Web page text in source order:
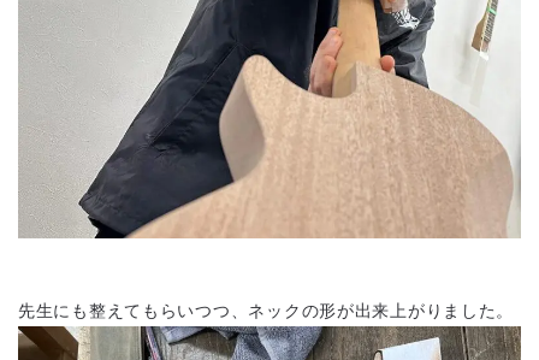
先生にも整えてもらいつつ、ネックの形が出来上がりました。